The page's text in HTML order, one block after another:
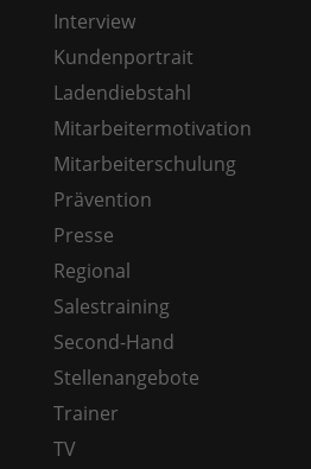
Interview
Kundenportrait
Ladendiebstahl
Mitarbeitermotivation
Mitarbeiterschulung
Prävention
Presse
Regional
Salestraining
Second-Hand
Stellenangebote
Trainer
TV